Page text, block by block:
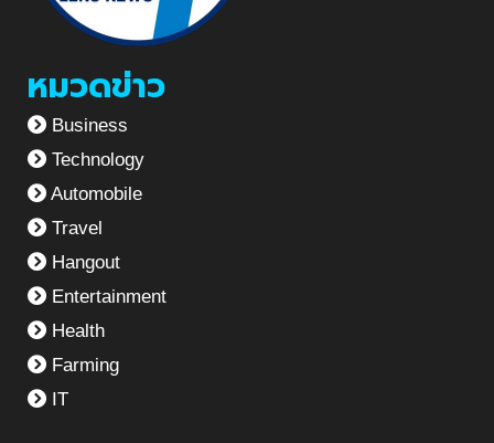
หมวดข่าว
Business
Technology
Automobile
Travel
Hangout
Entertainment
Health
Farming
IT